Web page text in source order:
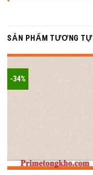
SẢN PHẨM TƯƠNG TỰ
-34%